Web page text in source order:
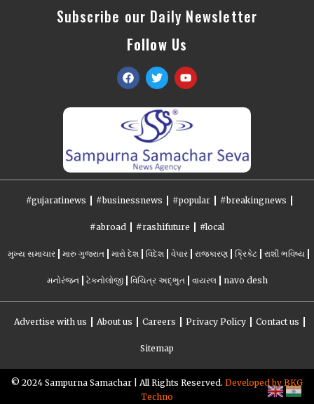
Subscribe our Daily Newsletter
Follow Us
#gujaratinews #businessnews #popular #breakingnews
#abroad #rashifuture #local
મુખ્ય સમાચાર મારુ ગુજરાત મારો દેશ વિદેશ વેપાર રાજકારણ ક્રિકેટ રાશી ભવિષ્ય
મનોરંજન ટેકનોલોજી વિચિત્ર અદ્ભુત વાયરલ navo desh
Advertise with us About us Careers Privacy Policy Contact us
Sitemap
©️ 2024 Sampurna Samachar | All Rights Reserved. Developed by BKG
Techno